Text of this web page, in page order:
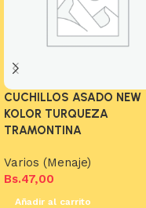
CUCHILLOS ASADO NEW
KOLOR TURQUEZA
TRAMONTINA
Varios (Menaje)
Bs.47,00
Añadir al carrito